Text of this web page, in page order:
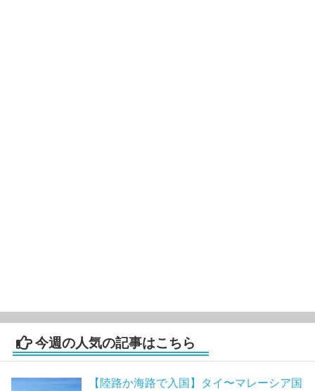
今週の人気の記事はこちら
【陸路か海路で入国】タイ〜マレーシア国